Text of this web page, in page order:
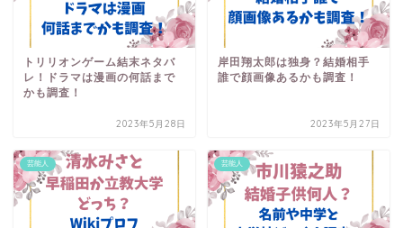
トリリオンゲーム結末ネタバ
レ！ドラマは漫画の何話まで
かも調査！
2023年5月28日
岸田翔太郎は独身？結婚相手
誰で顔画像あるかも調査！
2023年5月27日
芸能人 芸能人